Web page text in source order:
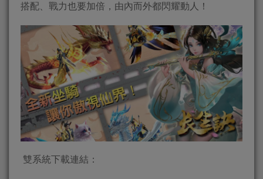
搭配、戰力也要加倍，由內而外都閃耀動人！
雙系統下載連結：